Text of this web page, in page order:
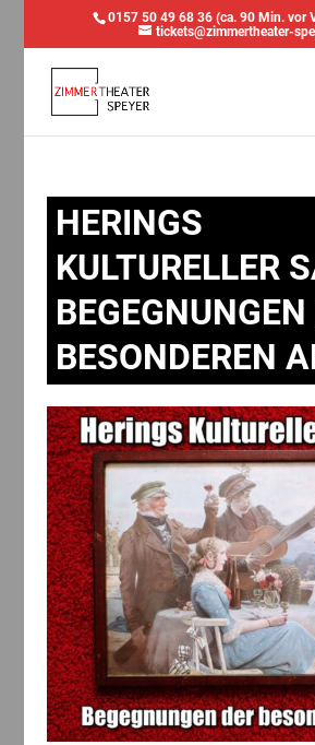
0157 50 49 68 36 (ca. 90 Min. vor
tickets@zimmertheater-
HERINGS
KULTURELLER
BEGEGNUNGEN
BESONDEREN